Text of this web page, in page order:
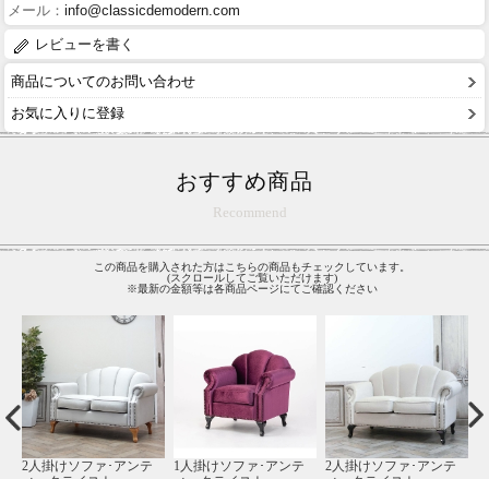
メール： info@classicdemodern.com
レビューを書く
商品についてのお問い合わせ
お気に入りに登録
おすすめ商品
Recommend
この商品を購入された方はこちらの商品もチェックしています。
(スクロールしてご覧いただけます)
※最新の金額等は各商品ページにてご確認ください
シングルチェア･アンテ
2人掛けソファ･アンテ
カウチソファ･アンティ